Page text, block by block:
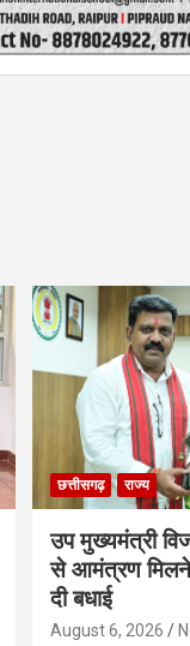
छत्तीसगढ़ राज्य
उप मुख्यमंत्री
से आमंत्रण मिलने
दी बधाई
August 6, 2026